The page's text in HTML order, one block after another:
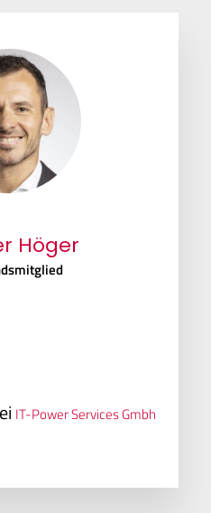
Höger
IT-Power Services Gmbh